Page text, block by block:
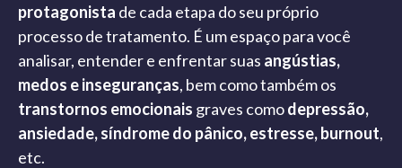
protagonista de cada etapa do seu próprio
processo de tratamento. É um espaço para você
analisar, entender e enfrentar suas angústias,
medos e inseguranças, bem como também os
transtornos emocionais graves comodepressão,
ansiedade, síndrome do pânico, estresse, burnout,
etc.